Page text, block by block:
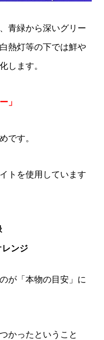
青緑から深いグリー
熱灯等の下では鮮や
します。
」
です。
トを使用しています
ンジ
が「本物の目安」に
かったということ